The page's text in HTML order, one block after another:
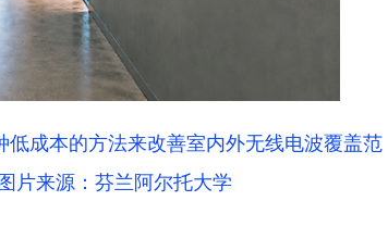
成本的方法来改善室内外无线电波覆盖范
片来源：芬兰阿尔托大学